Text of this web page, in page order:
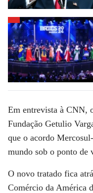
Em entrevista à CNN,
Fundação Getulio
que o acordo
mundo sob o ponto de
O novo tratado fica
Comércio da